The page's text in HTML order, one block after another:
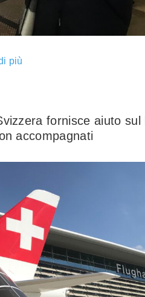
più
fornisce aiuto sul
accompagnati